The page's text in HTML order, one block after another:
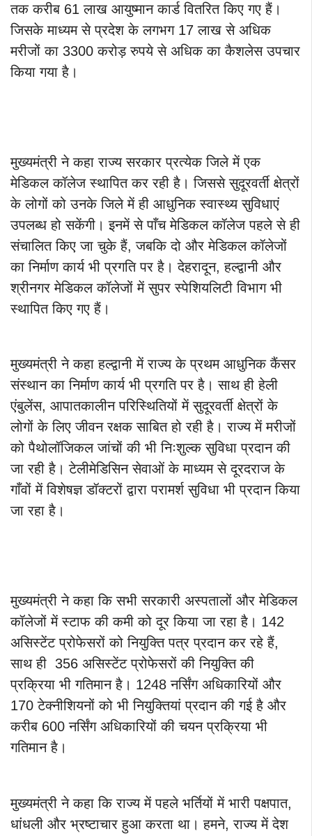
तक करीब 61 लाख आयुष्मान कार्ड वितरित किए गए हैं।
जिसके माध्यम से प्रदेश के लगभग 17 लाख से अधिक
मरीजों का 3300 करोड़ रुपये से अधिक का कैशलेस उपचार
किया गया है।
मुख्यमंत्री ने कहा राज्य सरकार प्रत्येक जिले में एक
मेडिकल कॉलेज स्थापित कर रही है। जिससे सुदूरवर्ती क्षेत्रों
के लोगों को उनके जिले में ही आधुनिक स्वास्थ्य सुविधाएं
उपलब्ध हो सकेंगी। इनमें से पाँच मेडिकल कॉलेज पहले से ही
संचालित किए जा चुके हैं, जबकि दो और मेडिकल कॉलेजों
का निर्माण कार्य भी प्रगति पर है। देहरादून, हल्द्वानी और
श्रीनगर मेडिकल कॉलेजों में सुपर स्पेशियलिटी विभाग भी
स्थापित किए गए हैं।
मुख्यमंत्री ने कहा हल्द्वानी में राज्य के प्रथम आधुनिक कैंसर
संस्थान का निर्माण कार्य भी प्रगति पर है। साथ ही हेली
एंबुलेंस, आपातकालीन परिस्थितियों में सुदूरवर्ती क्षेत्रों के
लोगों के लिए जीवन रक्षक साबित हो रही है। राज्य में मरीजों
को पैथोलॉजिकल जांचों की भी निःशुल्क सुविधा प्रदान की
जा रही है। टेलीमेडिसिन सेवाओं के माध्यम से दूरदराज के
गाँवों में विशेषज्ञ डॉक्टरों द्वारा परामर्श सुविधा भी प्रदान किया
जा रहा है।
मुख्यमंत्री ने कहा कि सभी सरकारी अस्पतालों और मेडिकल
कॉलेजों में स्टाफ की कमी को दूर किया जा रहा है। 142
असिस्टेंट प्रोफेसरों को नियुक्ति पत्र प्रदान कर रहे हैं,
साथ ही 356 असिस्टेंट प्रोफेसरों की नियुक्ति की
प्रक्रिया भी गतिमान है। 1248 नर्सिंग अधिकारियों और
170 टेक्नीशियनों को भी नियुक्तियां प्रदान की गई है और
करीब 600 नर्सिंग अधिकारियों की चयन प्रक्रिया भी
गतिमान है।
मुख्यमंत्री ने कहा कि राज्य में पहले भर्तियों में भारी पक्षपात,
धांधली और भ्रष्टाचार हुआ करता था। हमने, राज्य में देश